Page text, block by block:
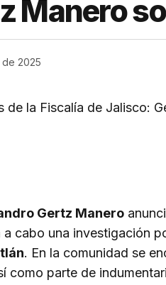
Manero
de 2025
Gertz Manero
a cabo una investigación
. En la comunidad se
como parte de